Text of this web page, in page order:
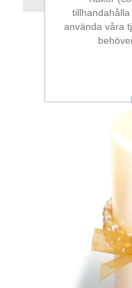
använda våra